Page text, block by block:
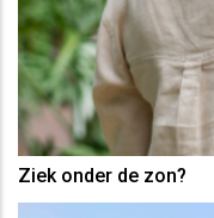
Ziek onder de zon?